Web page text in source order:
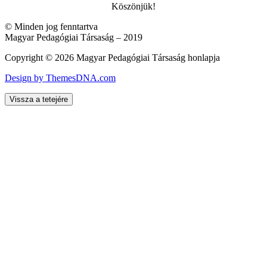
Köszönjük!
© Minden jog fenntartva
Magyar Pedagógiai Társaság – 2019
Copyright © 2026 Magyar Pedagógiai Társaság honlapja
Design by ThemesDNA.com
Vissza a tetejére